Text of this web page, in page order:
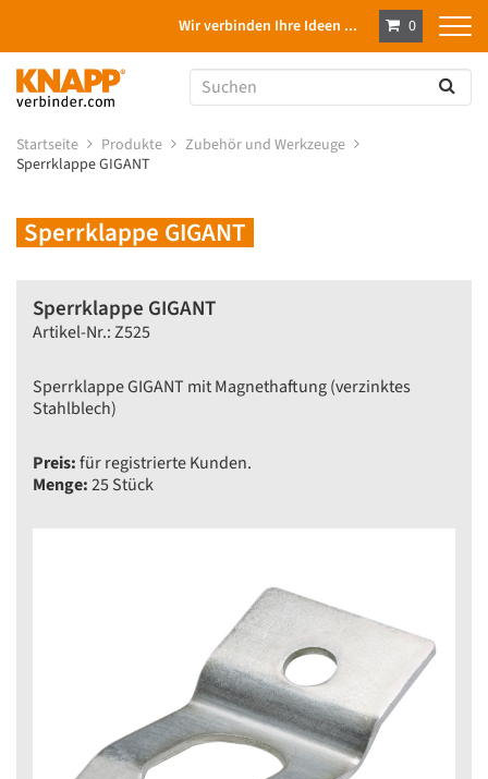
Wir verbinden Ihre Ideen ... 0
Startseite Produkte
Zubehör und Werkzeuge
Sperrklappe GIGANT
Sperrklappe GIGANT
Sperrklappe GIGANT
Artikel-Nr.: Z525
Sperrklappe GIGANT mit Magnethaftung (verzinktes
Stahlblech)
Preis:für registrierte Kunden.
Menge:25 Stück